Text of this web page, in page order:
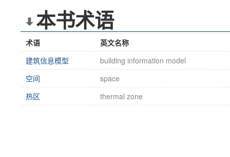
本书术语
术语
英文名称
建筑信息模型
building information model
空间
space
热区
thermal zone